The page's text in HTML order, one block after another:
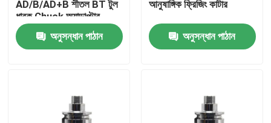
মান নিয়ন্ত্রণ
উদ্ধৃতির জন্য আবেদন
AD/B/AD+B শীতল BT টুল
ধারক Chuck অ্যাডাপ্টার
অনুসন্ধান পাঠান
আনুষাঙ্গিক ফ্রিজিং কাটার
অনুসন্ধান পাঠান